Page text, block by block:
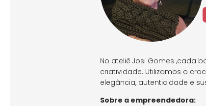
No ateliê Josi Gomes ,cada
criatividade. Utilizamos o
elegância, autenticidade e
Sobre a empreendedora: